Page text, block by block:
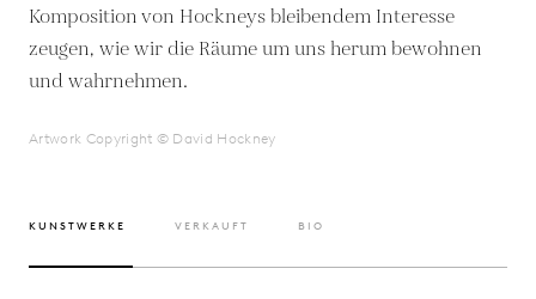
Komposition von Hockneys bleibendem Interesse
zeugen, wie wir die Räume um uns herum bewohnen
und wahrnehmen.
Artwork Copyright © David Hockney
KUNSTWERKE VERKAUFT BIO